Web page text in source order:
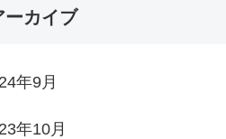
ーカイブ
年9月
年10月